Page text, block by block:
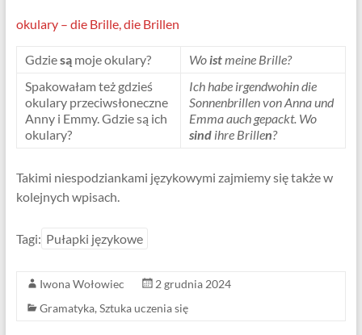
okulary – die Brille, die Brillen
Gdziesąmoje okulary? Wo istmeine Brille?
Spakowałam też gdzieś
okulary przeciwsłoneczne
Anny i Emmy. Gdzie są ich
okulary?
Ich habe irgendwohin die
Sonnenbrillen von Anna und
Emma auch gepackt. Wo
sindihre Brillen?
Takimi niespodziankami językowymi zajmiemy się także w
kolejnych wpisach.
Tagi: Pułapki językowe
Iwona Wołowiec
2 grudnia 2024
Gramatyka, Sztuka uczenia się